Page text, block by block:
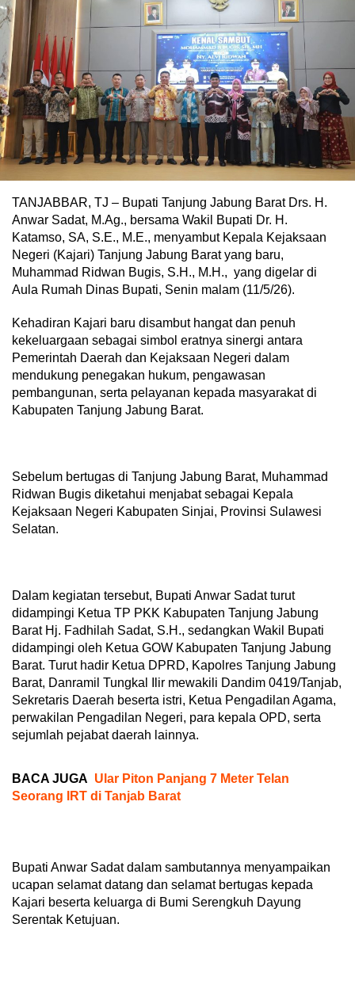
TANJABBAR, TJ – Bupati Tanjung Jabung Barat Drs. H.
Anwar Sadat, M.Ag., bersama Wakil Bupati Dr. H.
Katamso, SA, S.E., M.E., menyambut Kepala Kejaksaan
Negeri (Kajari) Tanjung Jabung Barat yang baru,
Muhammad Ridwan Bugis, S.H., M.H., yang digelar di
Aula Rumah Dinas Bupati, Senin malam (11/5/26).
Kehadiran Kajari baru disambut hangat dan penuh
kekeluargaan sebagai simbol eratnya sinergi antara
Pemerintah Daerah dan Kejaksaan Negeri dalam
mendukung penegakan hukum, pengawasan
pembangunan, serta pelayanan kepada masyarakat di
Kabupaten Tanjung Jabung Barat.
Sebelum bertugas di Tanjung Jabung Barat, Muhammad
Ridwan Bugis diketahui menjabat sebagai Kepala
Kejaksaan Negeri Kabupaten Sinjai, Provinsi Sulawesi
Selatan.
Dalam kegiatan tersebut, Bupati Anwar Sadat turut
didampingi Ketua TP PKK Kabupaten Tanjung Jabung
Barat Hj. Fadhilah Sadat, S.H., sedangkan Wakil Bupati
didampingi oleh Ketua GOW Kabupaten Tanjung Jabung
Barat. Turut hadir Ketua DPRD, Kapolres Tanjung Jabung
Barat, Danramil Tungkal Ilir mewakili Dandim 0419/Tanjab,
Sekretaris Daerah beserta istri, Ketua Pengadilan Agama,
perwakilan Pengadilan Negeri, para kepala OPD, serta
sejumlah pejabat daerah lainnya.
BACA JUGA Ular Piton Panjang 7 Meter Telan
Seorang IRT di Tanjab Barat
Bupati Anwar Sadat dalam sambutannya menyampaikan
ucapan selamat datang dan selamat bertugas kepada
Kajari beserta keluarga di Bumi Serengkuh Dayung
Serentak Ketujuan.